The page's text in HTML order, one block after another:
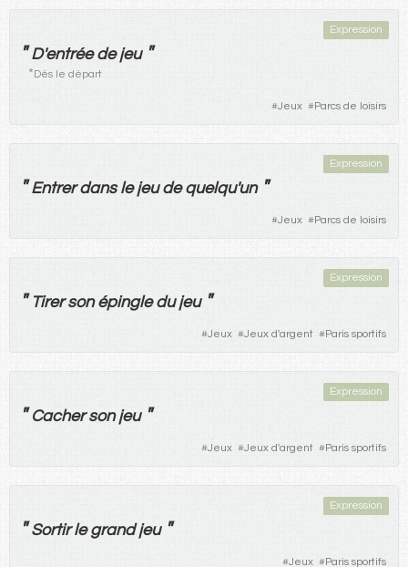
Expression
"D'entrée de jeu "
*Dès le départ
#Jeux #Parcs de loisirs
Expression
" Entrer dans le jeu de quelqu'un "
#Jeux #Parcs de loisirs
Expression
" Tirer son épingle du jeu "
#Jeux #Jeux d'argent #Paris sportifs
Expression
" Cacher son jeu "
#Jeux #Jeux d'argent #Paris sportifs
Expression
" Sortir le grand jeu "
#Jeux #Paris sportifs